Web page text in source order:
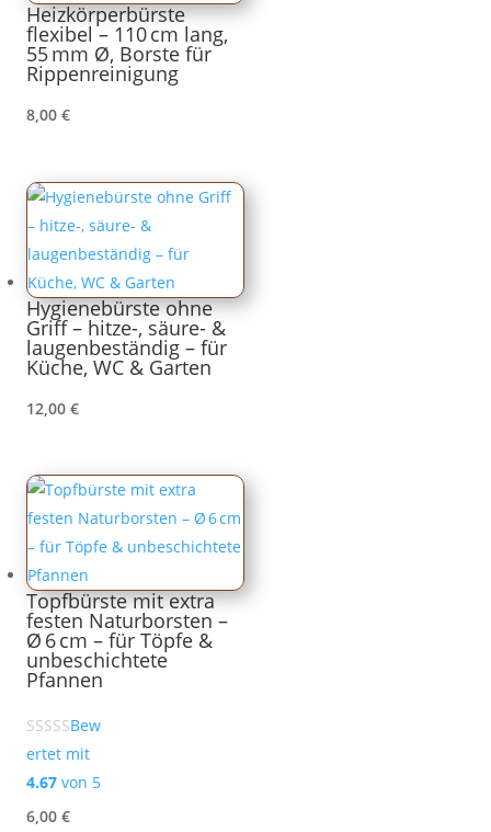
Heizkörperbürste
flexibel – 110 cm lang,
55 mm Ø, Borste für
Rippenreinigung
8,00 €
Hygienebürste ohne
Griff – hitze-, säure- &
laugenbeständig – für
Küche, WC & Garten
12,00 €
Topfbürste mit extra
festen Naturborsten –
Ø 6 cm – für Töpfe &
unbeschichtete
Pfannen
Bew
ertet mit
4.67 von 5
6,00 €